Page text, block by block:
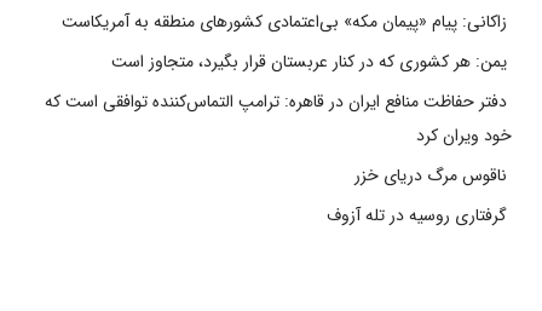
زاکانی: پیام «پیمان مکه» بی‌اعتمادی کشورهای منطقه به آمریکاست
یمن: هر کشوری که در کنار عربستان قرار بگیرد، متجاوز است
دفتر حفاظت منافع ایران در قاهره: ترامپ التماس‌کننده توافقی است که
خود ویران کرد
ناقوس مرگ دریای خزر
گرفتاری روسیه در تله آزوف